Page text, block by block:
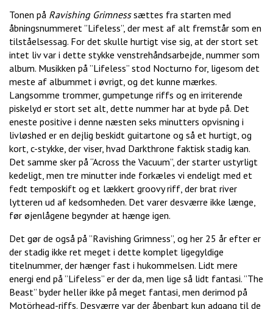
Tonen på Ravishing Grimnesssættes fra starten med
åbningsnummeret ”Lifeless”, der mest af alt fremstår som en
tilståelsessag. For det skulle hurtigt vise sig, at der stort set
intet liv var i dette stykke venstrehåndsarbejde, nummer som
album. Musikken på ”Lifeless” stod Nocturno for, ligesom det
meste af albummet i øvrigt, og det kunne mærkes.
Langsomme trommer, gumpetunge riffs og en irriterende
piskelyd er stort set alt, dette nummer har at byde på. Det
eneste positive i denne næsten seks minutters opvisning i
livløshed er en dejlig beskidt guitartone og så et hurtigt, og
kort, c-stykke, der viser, hvad Darkthrone faktisk stadig kan.
Det samme sker på “Across the Vacuum”, der starter ustyrligt
kedeligt, men tre minutter inde forkæles vi endeligt med et
fedt temposkift og et lækkert groovy riff, der brat river
lytteren ud af kedsomheden. Det varer desværre ikke længe,
før øjenlågene begynder at hænge igen.
Det gør de også på ”Ravishing Grimness”, og her 25 år efter er
der stadig ikke ret meget i dette komplet ligegyldige
titelnummer, der hænger fast i hukommelsen. Lidt mere
energi end på ”Lifeless” er der da, men lige så lidt fantasi. ”The
Beast” byder heller ikke på meget fantasi, men derimod på
Motörhead-riffs. Desværre var der åbenbart kun adgang til de